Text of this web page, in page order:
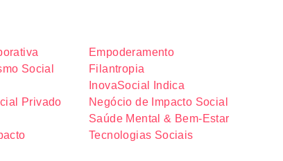
Empoderamento
Social
Filantropia
InovaSocial Indica
Privado
Negócio de Impacto Social
Saúde Mental & Bem-Estar
Tecnologias Sociais